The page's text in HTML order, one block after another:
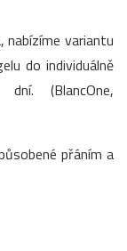
nabízíme variantu
do individuálně
(BlancOne,
přáním a